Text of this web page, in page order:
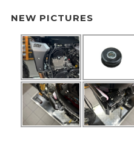
NEW PICTURES